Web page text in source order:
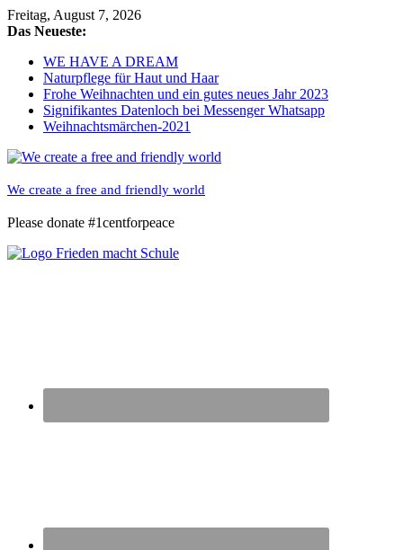
Skip
to
Freitag, August 7, 2026
Das Neueste:
WE HAVE A DREAM
Naturpflege für Haut und Haar
Frohe Weihnachten und ein gutes neues Jahr 2023
Signifikantes Datenloch bei Messenger Whatsapp
Weihnachtsmärchen-2021
We create a free and friendly world
Please donate #1centforpeace